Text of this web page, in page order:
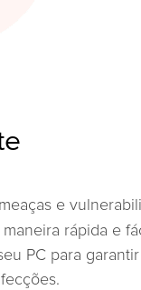
e
rápida e
PC para